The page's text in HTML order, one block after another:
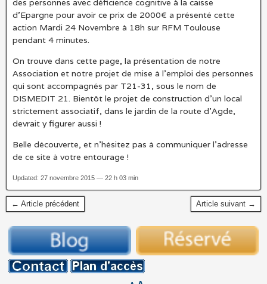
des personnes avec déficience cognitive à la caisse
d’Epargne pour avoir ce prix de 2000€ a présenté cette
action Mardi 24 Novembre à 18h sur RFM Toulouse
pendant 4 minutes.
On trouve dans cette page, la présentation de notre
Association et notre projet de mise à l’emploi des personnes
qui sont accompagnés par T21-31, sous le nom de
DISMEDIT 21. Bientôt le projet de construction d’un local
strictement associatif, dans le jardin de la route d’Agde,
devrait y figurer aussi !
Belle découverte, et n’hésitez pas à communiquer l’adresse
de ce site à votre entourage !
Updated: 27 novembre 2015 — 22 h 03 min
← Article précédent Article suivant →